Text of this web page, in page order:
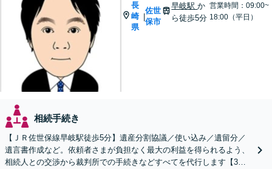
長
崎
県
|
佐世
保市
早岐駅か
ら徒歩5分
営業時間：09:00~
18:00（平日）
相続手続き
【ＪＲ佐世保線早岐駅徒歩5分】遺産分割協議／使い込み／遺留分／
遺言書作成など。依頼者さまが負担なく最大の利益を得られるよう、
相続人との交渉から裁判所での手続きなどすべてを代行します【3拠